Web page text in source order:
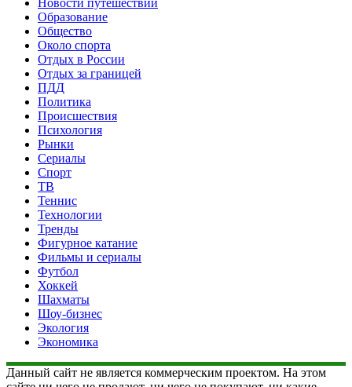
Образование
Общество
Около спорта
Отдых в России
Отдых за границей
ПДД
Политика
Происшествия
Психология
Рынки
Сериалы
Спорт
ТВ
Теннис
Технологии
Тренды
Фигурное катание
Фильмы и сериалы
Футбол
Хоккей
Шахматы
Шоу-бизнес
Экология
Экономика
Данный сайт не является коммерческим проектом. На этом